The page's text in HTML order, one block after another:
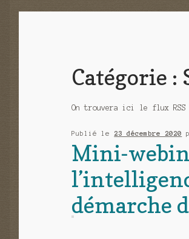
Catégorie :
On trouvera ici le flux RSS
Publié le 23 décembre 2020
Mini-
démarche